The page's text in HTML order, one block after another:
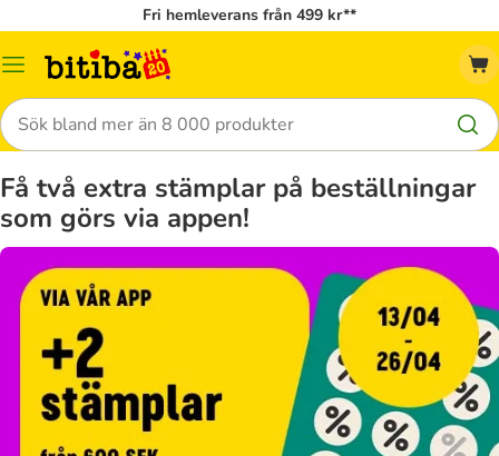
Fri hemleverans från 499 kr**
Meny
Sök
Få två extra stämplar på beställningar
som görs via appen!